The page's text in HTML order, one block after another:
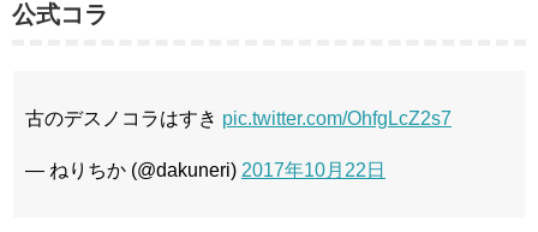
公式コラ
古のデスノコラはすき pic.twitter.com/OhfgLcZ2s7
— ねりちか (@dakuneri) 2017年10月22日